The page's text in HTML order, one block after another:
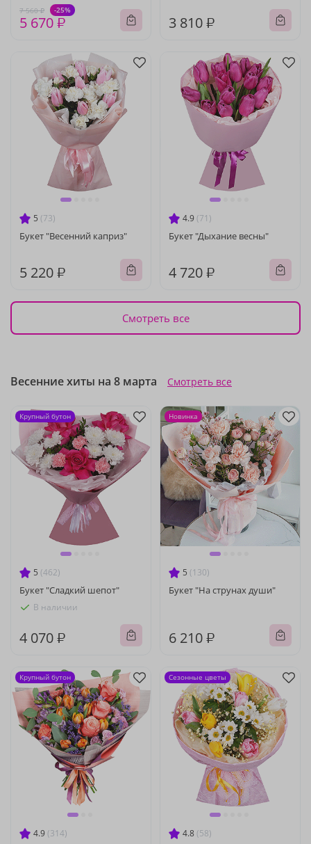
7 560 ₽ -25%
5 670 ₽ 3 810 ₽
5 (73)
Букет "Весенний каприз"
5 220 ₽
4.9 (71)
Букет "Дыхание весны"
4 720 ₽
Смотреть все
Весенние хиты на 8 марта Смотреть все
5 (462)
Букет "Сладкий шепот"
В наличии
4 070 ₽
Крупный бутон
5 (130)
Букет "На струнах души"
6 210 ₽
Новинка
4.9 (314)
Крупный бутон
4.8 (58)
Сезонные цветы